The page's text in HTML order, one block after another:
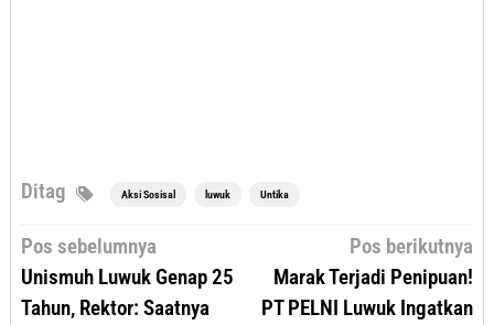
Ditag Aksi Sosisal luwuk Untika
Navigasi
Pos sebelumnya
Unismuh Luwuk Genap 25
Tahun, Rektor: Saatnya
Pos berikutnya
Marak Terjadi Penipuan!
PT PELNI Luwuk Ingatkan